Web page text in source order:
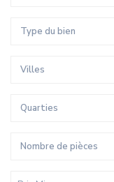
Type du bien
Villes
Quarties
Nombre de pièces